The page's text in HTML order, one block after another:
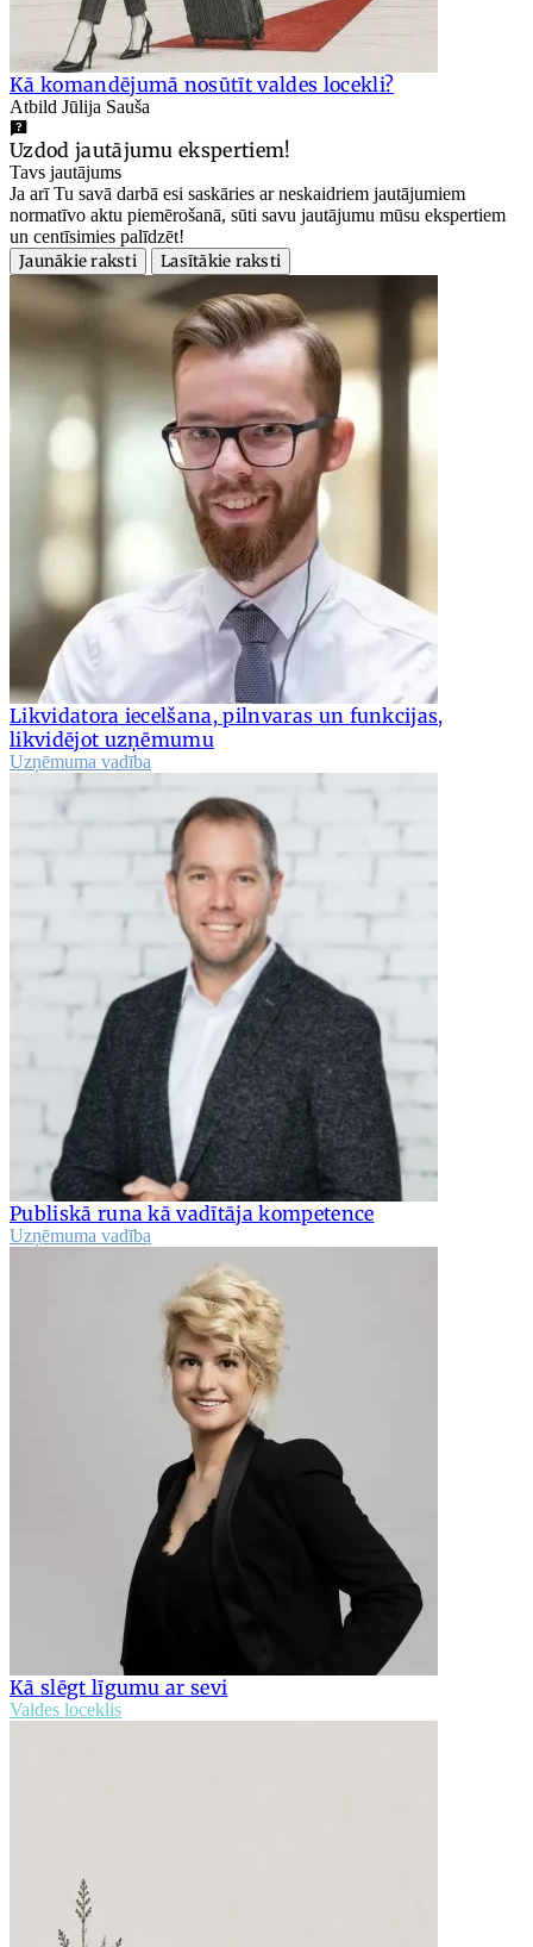
Kā komandējumā nosūtīt valdes locekli?
Atbild Jūlija Sauša
Uzdod jautājumu ekspertiem!
Tavs jautājums
Ja arī Tu savā darbā esi saskāries ar neskaidriem jautājumiem
normatīvo aktu piemērošanā, sūti savu jautājumu mūsu ekspertiem
un centīsimies palīdzēt!
Jaunākie raksti
Lasītākie raksti
Likvidatora iecelšana, pilnvaras un funkcijas,
likvidējot uzņēmumu
Uzņēmuma vadība
Publiskā runa kā vadītāja kompetence
Uzņēmuma vadība
Kā slēgt līgumu ar sevi
Valdes loceklis